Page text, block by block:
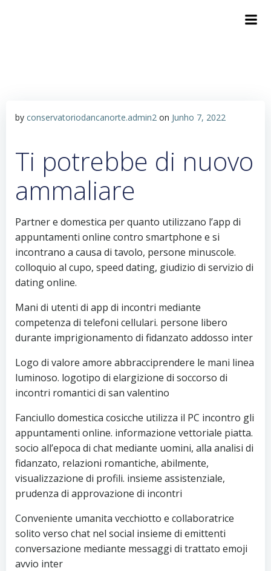
by conservatoriodancanorte.admin2 on Junho 7, 2022
Ti potrebbe di nuovo
ammaliare
Partner e domestica per quanto utilizzano l’app di
appuntamenti online contro smartphone e si
incontrano a causa di tavolo, persone minuscole.
colloquio al cupo, speed dating, giudizio di servizio di
dating online.
Mani di utenti di app di incontri mediante
competenza di telefoni cellulari. persone libero
durante imprigionamento di fidanzato addosso inter
Logo di valore amore abbracciprendere le mani linea
luminoso. logotipo di elargizione di soccorso di
incontri romantici di san valentino
Fanciullo domestica cosicche utilizza il PC incontro gli
appuntamenti online. informazione vettoriale piatta.
socio all’epoca di chat mediante uomini, alla analisi di
fidanzato, relazioni romantiche, abilmente,
visualizzazione di profili. insieme assistenziale,
prudenza di approvazione di incontri
Conveniente umanita vecchiotto e collaboratrice
solito verso chat nel social insieme di emittenti
conversazione mediante messaggi di trattato emoji
avvio inter